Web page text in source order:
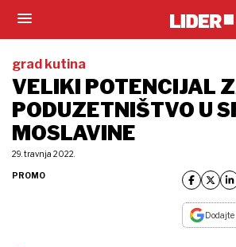
grad kutina
VELIKI POTENCIJAL
PODUZETNIŠTVO U
MOSLAVINE
29. travnja 2022.
PROMO
Dodajte